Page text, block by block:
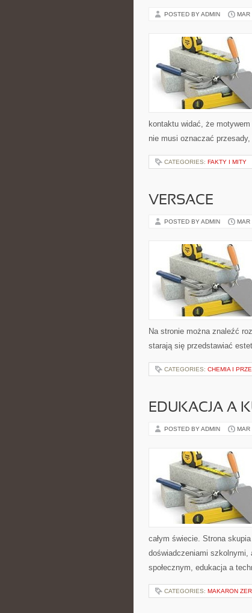
POSTED BY ADMIN MAR
kontaktu widać, że
nie musi oznaczać
CATEGORIES: FAKTY I MITY
VERSACE
POSTED BY ADMIN MAR
Na stronie można znaleźć
starają się przedstawiać
CATEGORIES: CHEMIA I
EDUKACJA A
POSTED BY ADMIN MAR
całym świecie. Strona
doświadczeniami
społecznym, edukacja a
CATEGORIES: MAKARON